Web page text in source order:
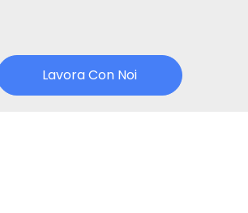
Lavora Con Noi